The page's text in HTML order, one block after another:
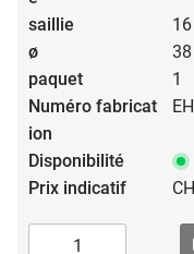
1